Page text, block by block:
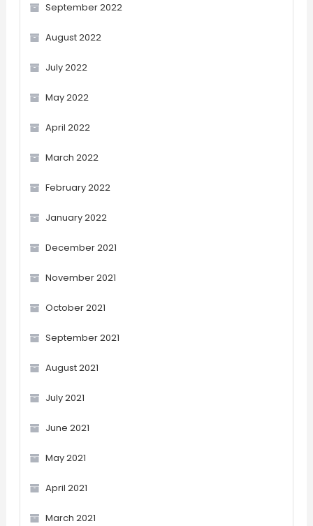
September 2022
August 2022
July 2022
May 2022
April 2022
March 2022
February 2022
January 2022
December 2021
November 2021
October 2021
September 2021
August 2021
July 2021
June 2021
May 2021
April 2021
March 2021